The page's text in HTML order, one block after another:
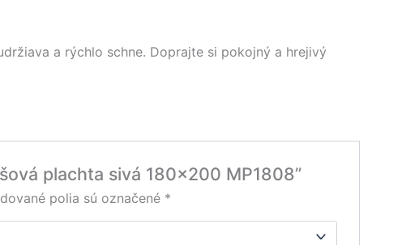
a rýchlo schne. Doprajte si pokojný a hrejivý
plachta sivá 180×200 MP1808”
polia sú označené *